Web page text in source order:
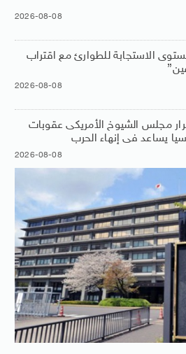
2026-08-08
الاستجابة للطوارئ مع اقتراب
2026-08-08
مجلس الشيوخ الأمريكى عقوبات
يساعد فى إنهاء الحرب
2026-08-08